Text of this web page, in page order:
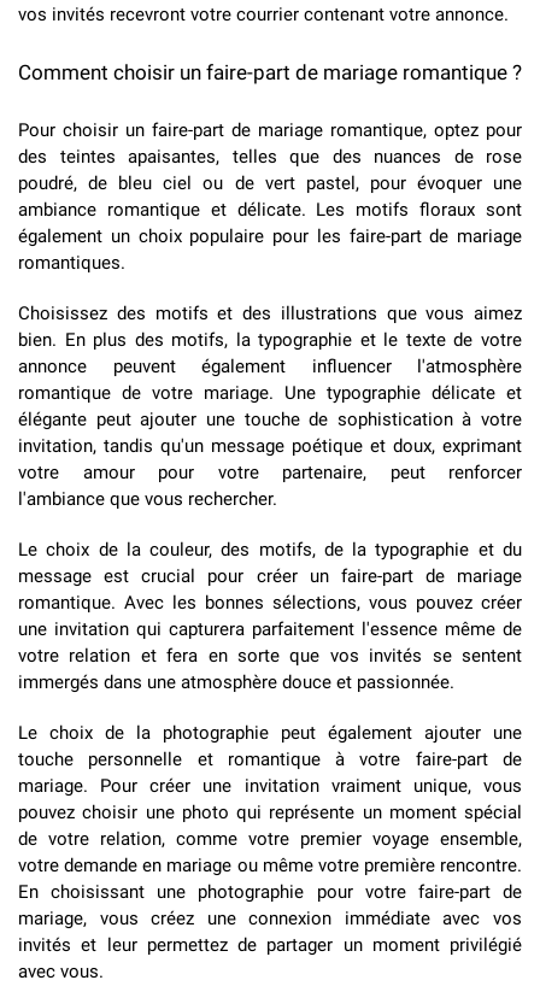
vos invités recevront votre courrier contenant votre annonce.
Comment choisir un faire-part de mariage romantique ?
Pour choisir un faire-part de mariage romantique, optez pour
des teintes apaisantes, telles que des nuances de rose
poudré, de bleu ciel ou de vert pastel, pour évoquer une
ambiance romantique et délicate. Les motifs floraux sont
également un choix populaire pour les faire-part de mariage
romantiques.
Choisissez des motifs et des illustrations que vous aimez
bien. En plus des motifs, la typographie et le texte de votre
annonce peuvent également influencer l'atmosphère
romantique de votre mariage. Une typographie délicate et
élégante peut ajouter une touche de sophistication à votre
invitation, tandis qu'un message poétique et doux, exprimant
votre amour pour votre partenaire, peut renforcer
l'ambiance que vous rechercher.
Le choix de la couleur, des motifs, de la typographie et du
message est crucial pour créer un faire-part de mariage
romantique. Avec les bonnes sélections, vous pouvez créer
une invitation qui capturera parfaitement l'essence même de
votre relation et fera en sorte que vos invités se sentent
immergés dans une atmosphère douce et passionnée.
Le choix de la photographie peut également ajouter une
touche personnelle et romantique à votre faire-part de
mariage. Pour créer une invitation vraiment unique, vous
pouvez choisir une photo qui représente un moment spécial
de votre relation, comme votre premier voyage ensemble,
votre demande en mariage ou même votre première rencontre.
En choisissant une photographie pour votre faire-part de
mariage, vous créez une connexion immédiate avec vos
invités et leur permettez de partager un moment privilégié
avec vous.